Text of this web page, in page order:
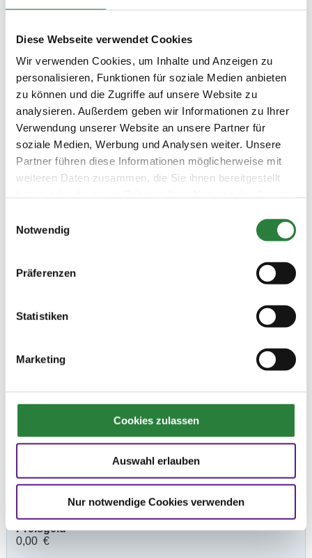
Diese Webseite verwendet Cookies
Wir verwenden Cookies, um Inhalte und Anzeigen zu
personalisieren, Funktionen für soziale Medien anbieten
zu können und die Zugriffe auf unsere Website zu
analysieren. Außerdem geben wir Informationen zu Ihrer
Verwendung unserer Website an unsere Partner für
soziale Medien, Werbung und Analysen weiter. Unsere
Partner führen diese Informationen möglicherweise mit
weiteren Daten zusammen, die Sie ihnen bereitgestellt
Notwendig
Präferenzen
Statistiken
Marketing
Cookies zulassen
Auswahl erlauben
Nur notwendige Cookies verwenden
Halle: 20x40 m, Außenplatz: 30x50 m Sand
Bei guter Witterung finden die Prüfungen auf dem
Außenplatz (terratex) statt. Abreiten in der Halle.
Vorläufige Zeitenteilung:
Sa. vorm.: 1,5,6; nachm.: 2,3,4
So. vorm.: 7,8,9; nachm.: 10,11,12
Zu den Ergebnissen auf www.fn-erfolgsdaten.de
Disziplin
31.07.2021
(v)
1. Führzügel-WB SOS
0,00 €
31.07.2021
2. Reiter-WB Schritt - Trab -
Galopp
Preisgeld
0,00 €